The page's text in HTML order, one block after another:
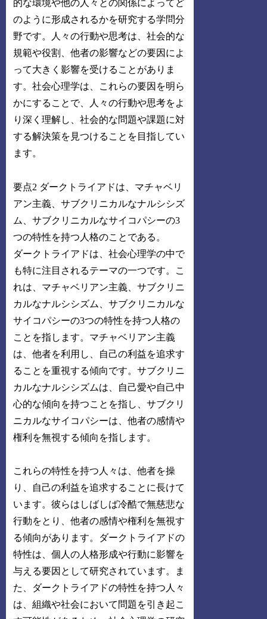
的な環境や他の人々との関係によってど
のように形成されるかを研究する学問分
野です。人々の行動や思考は、社会的な
規範や役割、他者の影響などの要因によ
って大きく影響を受けることがありま
す。社会心理学は、これらの要因を明ら
かにすることで、人々の行動や思考をよ
り深く理解し、社会的な問題や課題に対
する解決策を見つけることを目指してい
ます。
要点2 ダークトライアドは、マチャベリ
アン主義、サブクリニカルなナルシシズ
ム、サブクリニカルなサイコパシーの3
つの特性を持つ人格のことである。
ダークトライアドは、社会心理学の中で
も特に注目されるテーマの一つです。こ
れは、マチャベリアン主義、サブクリニ
カルなナルシシズム、サブクリニカルな
サイコパシーの3つの特性を持つ人格の
ことを指します。マチャベリアン主義
は、他者を利用し、自己の利益を追求す
ることを重視する傾向です。サブクリニ
カルなナルシシズムは、自己愛や自己中
心的な傾向を持つことを指し、サブクリ
ニカルなサイコパシーは、他者の感情や
権利を無視する傾向を指します。
これらの特性を持つ人々は、他者を操
り、自己の利益を追求することに長けて
います。彼らはしばしば冷酷で無慈悲な
行動をとり、他者の感情や権利を無視す
る傾向があります。ダークトライアドの
特性は、個人の人格形成や行動に影響を
与える要因として研究されています。ま
た、ダークトライアドの特性を持つ人々
は、組織や社会において問題を引き起こ